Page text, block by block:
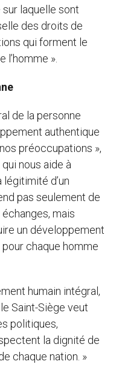
laquelle sont
des droits de
qui forment le
».
de la personne
authentique
préoccupations »,
nous aide à
d’un
pas seulement de
mais
un développement
chaque homme
humain intégral,
Saint-Siège veut
politiques,
la dignité de
chaque nation. »